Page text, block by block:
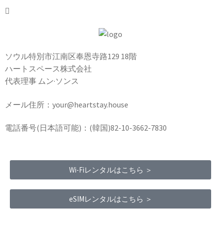
ソウル特別市江南区奉恩寺路129 18階
ハートスペース株式会社
代表理事 ムン·ソンス
メール住所：your@heartstay.house
電話番号(日本語可能)：(韓国)82-10-3662-7830
Wi-Fiレンタルはこちら ＞
eSIMレンタルはこちら ＞